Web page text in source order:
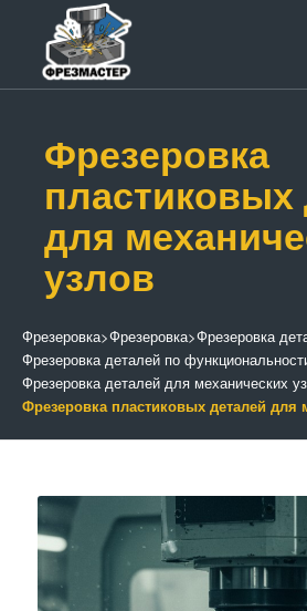
Фрезеровка
пластиковых
для
узлов
Фрезеровка>Фрезеровка>Фрезеровка
Фрезеровка деталей по
Фрезеровка деталей для механических
Фрезеровка пластиковых деталей для